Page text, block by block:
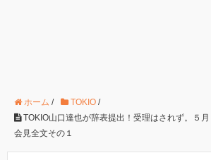
ホーム / TOKIO /
TOKIO山口達也が辞表提出！受理はされず。５
会見全文その１